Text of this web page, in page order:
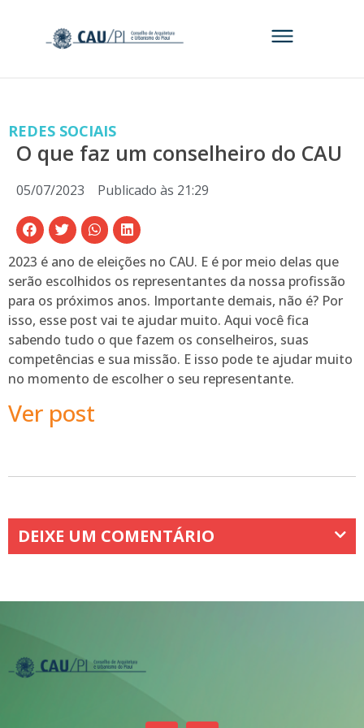
REDES SOCIAIS
O que faz um conselheiro do CAU
05/07/2023 Publicado às 21:29
2023 é ano de eleições no CAU. E é por meio delas que
serão escolhidos os representantes da nossa profissão
para os próximos anos. Importante demais, não é? Por
isso, esse post vai te ajudar muito. Aqui você fica
sabendo tudo o que fazem os conselheiros, suas
competências e sua missão. E isso pode te ajudar muito
no momento de escolher o seu representante.
Ver post
DEIXE UM COMENTÁRIO